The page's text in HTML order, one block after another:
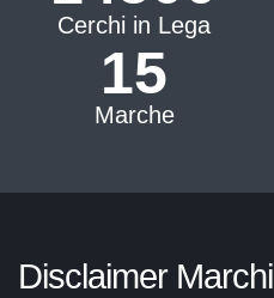
Cerchi in Lega
15
Marche
Disclaimer Marchi